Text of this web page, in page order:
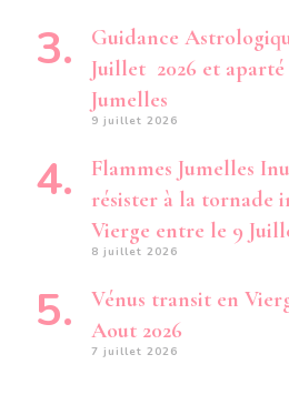
Guidance
Juillet 2026 et
Jumelles
9 juillet 2026
Flammes Jumelles
résister à la tornade
Vierge entre le 9
8 juillet 2026
Vénus transit en
Aout 2026
7 juillet 2026